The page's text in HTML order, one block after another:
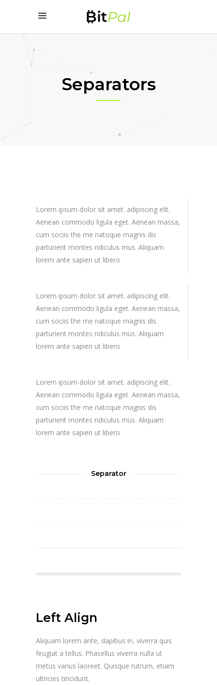
Separators
Lorem ipsum dolor sit amet. adipiscing elit.
Aenean commodo ligula eget. Aenean massa,
cum sociis the me natoque magnis dis
parturient montes ridiculus mus. Aliquam
lorem ante sapien ut libero
Lorem ipsum dolor sit amet. adipiscing elit.
Aenean commodo ligula eget. Aenean massa,
cum sociis the me natoque magnis dis
parturient montes ridiculus mus. Aliquam
lorem ante sapien ut libero
Lorem ipsum dolor sit amet. adipiscing elit.
Aenean commodo ligula eget. Aenean massa,
cum sociis the me natoque magnis dis
parturient montes ridiculus mus. Aliquam
lorem ante sapien ut libero
Separator
Left Align
Aliquam lorem ante, dapibus in, viverra quis
feugiat a tellus. Phasellus viverra nulla ut
metus varius laoreet. Quisque rutrum, etiam
ultricies tincidunt.